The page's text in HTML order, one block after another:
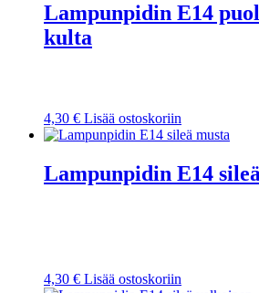
Lampunpidin E14
kulta
4,30 € Lisää ostoskoriin
Lampunpidin E14
4,30 € Lisää ostoskoriin